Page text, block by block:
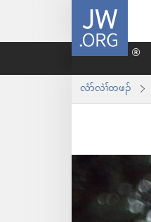
JW.ORG
လံာ်လဲၢ်တဖၣ်